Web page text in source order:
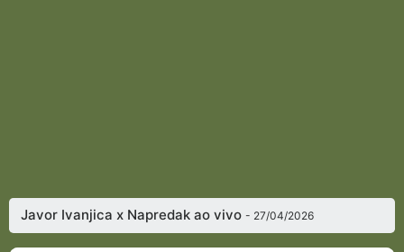
Javor Ivanjica x Napredak ao vivo- 27/04/2026